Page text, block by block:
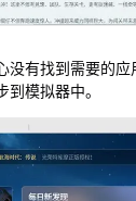
没有找到需要的应
模拟器中。